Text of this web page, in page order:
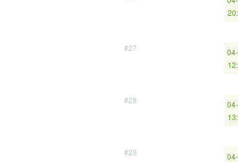
#27
#28
#29